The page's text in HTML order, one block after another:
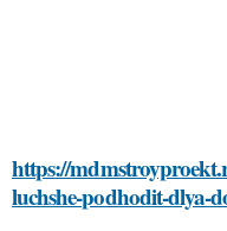
https://
luchshe-podhodit-dlya-